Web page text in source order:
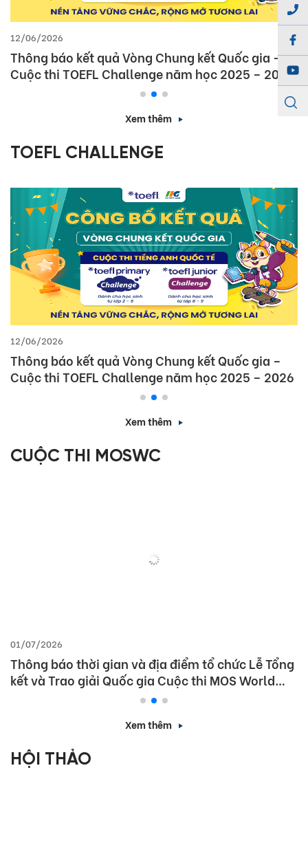
12/06/2026
Thông báo kết quả Vòng Chung kết Quốc gia –
Cuộc thi TOEFL Challenge năm học 2025 – 2026
Xem thêm
TOEFL CHALLENGE
12/06/2026
Thông báo kết quả Vòng Chung kết Quốc gia –
Cuộc thi TOEFL Challenge năm học 2025 – 2026
Xem thêm
CUỘC THI MOSWC
01/07/2026
Thông báo thời gian và địa điểm tổ chức Lễ Tổng
kết và Trao giải Quốc gia Cuộc thi MOS World
Xem thêm
HỘI THẢO